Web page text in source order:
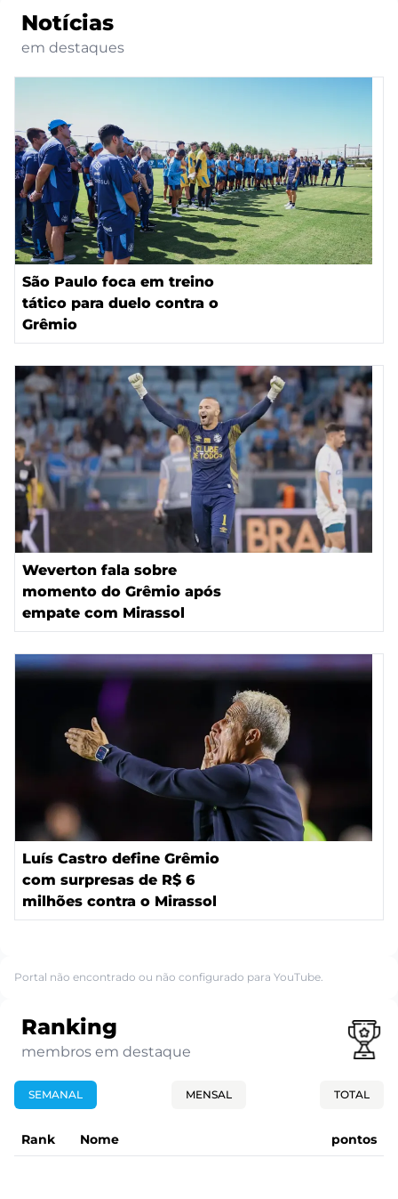
Notícias
em destaques
São Paulo foca em treino
tático para duelo contra o
Grêmio
Weverton fala sobre
momento do Grêmio após
empate com Mirassol
Luís Castro define Grêmio
com surpresas de R$ 6
milhões contra o Mirassol
Portal não encontrado ou não configurado para YouTube.
Ranking
membros em destaque
SEMANAL MENSAL TOTAL
Rank Nome pontos